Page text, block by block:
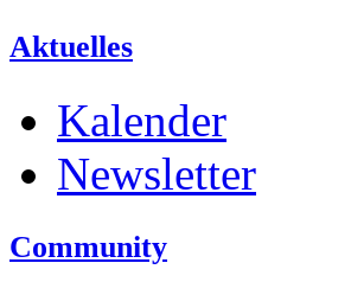
Aktuelles
Kalender
Newsletter
Community